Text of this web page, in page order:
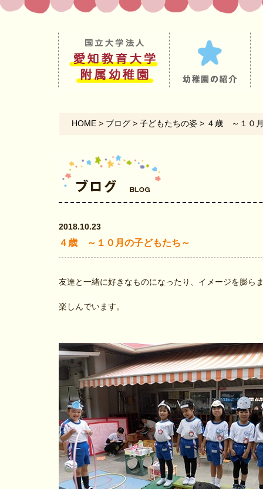
HOME > ブログ > 子どもたちの姿 > ４歳 ～１０
2018.10.23
４歳 ～１０月の子どもたち～
友達と一緒に好きなものになったり、イメージを膨ら
楽しんでいます。